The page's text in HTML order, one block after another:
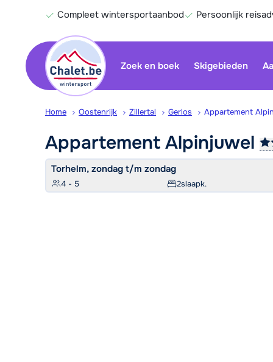
Compleet wintersportaanbod Persoonlijk
Zoek en boek Skigebieden
Home Oostenrijk Zillertal Gerlos Appartement
Appartement Alpinjuwel
Torhelm, zondag t/m zondag
4 - 5 2slaapk.